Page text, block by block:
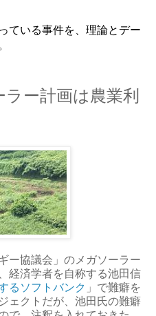
ている事件を、理論とデー
ー計画は農業利
ー協議会」のメガソーラー
経済学者を自称する池田信
るソフトバンク 」で難癖を
ェクトだが、池田氏の難癖